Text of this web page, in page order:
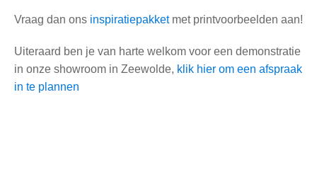
Vraag dan ons inspiratiepakketmet printvoorbeelden aan!
Uiteraard ben je van harte welkom voor een demonstratie
in onze showroom in Zeewolde, klik hier om een afspraak
in te plannen